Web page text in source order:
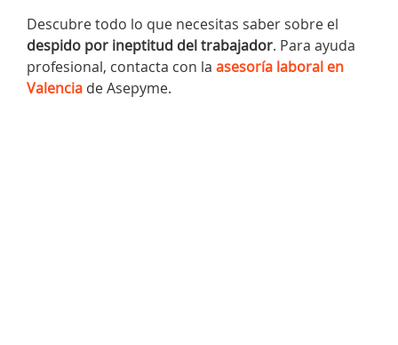
Descubre todo lo que necesitas saber sobre el
despido por ineptitud del trabajador. Para ayuda
profesional, contacta con la asesoría laboral en
Valencia de Asepyme.